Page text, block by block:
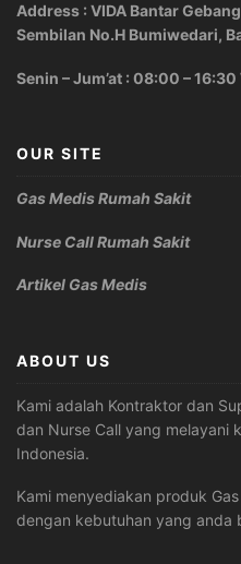
Address : VIDA Bantar
Sembilan No.H Bumiwedari,
Senin – Jum’at : 08:00 – 16:30
OUR SITE
Gas Medis Rumah Sakit
Nurse Call Rumah Sakit
Artikel Gas Medis
ABOUT US
Kami adalah Kontraktor dan
dan Nurse Call yang melayani
Indonesia.
Kami menyediakan produk
dengan kebutuhan yang anda